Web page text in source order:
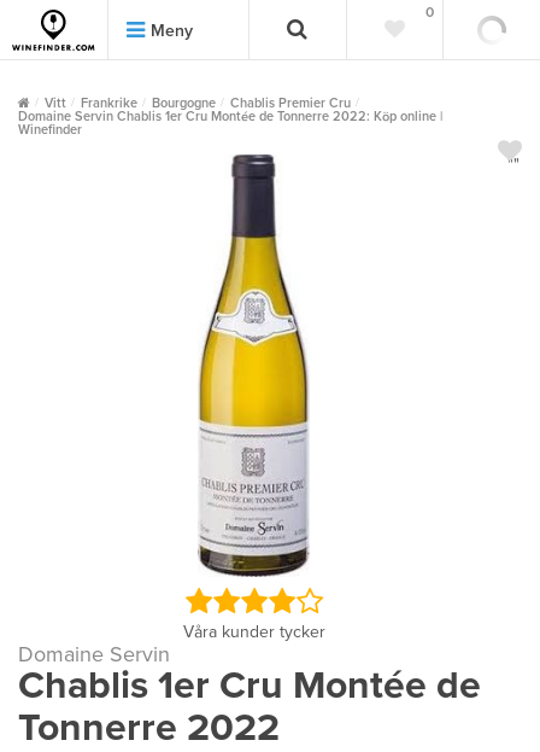
Meny
0
Vitt Frankrike Bourgogne
Chablis Premier Cru
Domaine Servin Chablis 1er Cru Montée de Tonnerre 2022: Köp online |
Winefinder
Våra kunder tycker
Domaine Servin
Chablis 1er Cru Montée de
Tonnerre 2022
""